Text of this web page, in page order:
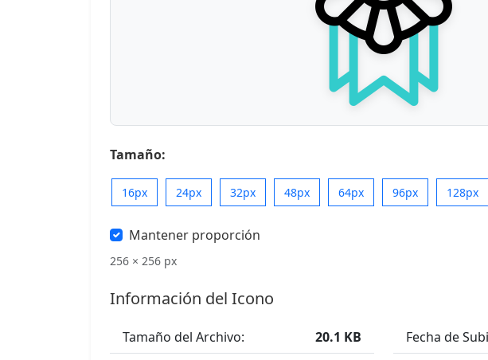
Tamaño:
16px 24px 32px 48px 64px 96px 128px
Mantener proporción
256 × 256 px
Información del Icono
Tamaño del Archivo:
20.1 KB
Fecha de